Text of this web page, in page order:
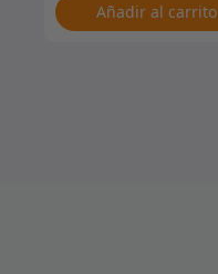
Añadir al carrito